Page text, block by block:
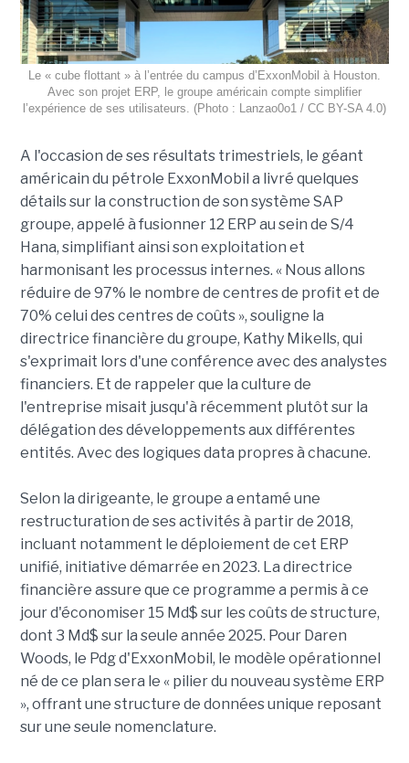
Le « cube flottant » à l’entrée du campus d’ExxonMobil à Houston.
Avec son projet ERP, le groupe américain compte simplifier
l’expérience de ses utilisateurs. (Photo : Lanzao0o1 / CC BY-SA 4.0)
A l'occasion de ses résultats trimestriels, le géant
américain du pétrole ExxonMobil a livré quelques
détails sur la construction de son système SAP
groupe, appelé à fusionner 12 ERP au sein de S/4
Hana, simplifiant ainsi son exploitation et
harmonisant les processus internes. « Nous allons
réduire de 97% le nombre de centres de profit et de
70% celui des centres de coûts », souligne la
directrice financière du groupe, Kathy Mikells, qui
s'exprimait lors d'une conférence avec des analystes
financiers. Et de rappeler que la culture de
l'entreprise misait jusqu'à récemment plutôt sur la
délégation des développements aux différentes
entités. Avec des logiques data propres à chacune.
Selon la dirigeante, le groupe a entamé une
restructuration de ses activités à partir de 2018,
incluant notamment le déploiement de cet ERP
unifié, initiative démarrée en 2023. La directrice
financière assure que ce programme a permis à ce
jour d'économiser 15 Md$ sur les coûts de structure,
dont 3 Md$ sur la seule année 2025. Pour Daren
Woods, le Pdg d'ExxonMobil, le modèle opérationnel
né de ce plan sera le « pilier du nouveau système ERP
», offrant une structure de données unique reposant
sur une seule nomenclature.